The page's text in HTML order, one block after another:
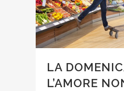
LA
L’AMORE